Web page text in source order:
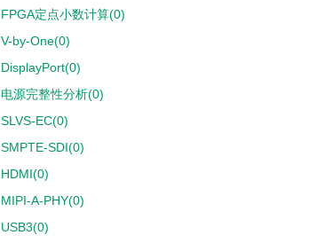
FPGA定点小数计算(0)
V-by-One(0)
DisplayPort(0)
电源完整性分析(0)
SLVS-EC(0)
SMPTE-SDI(0)
HDMI(0)
MIPI-A-PHY(0)
USB3(0)